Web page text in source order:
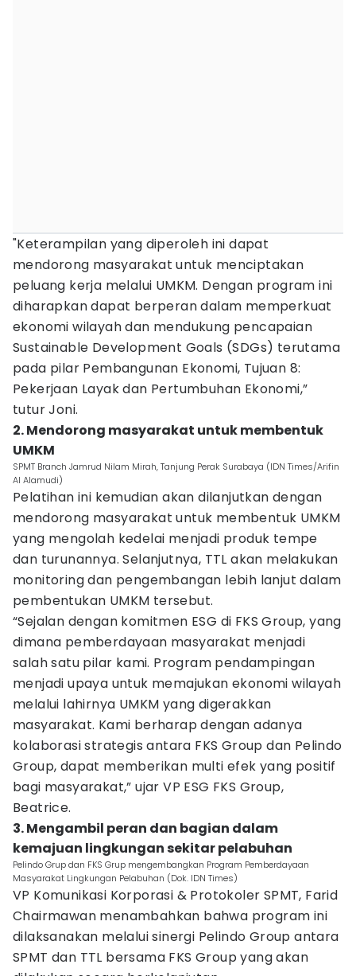
"Keterampilan yang diperoleh ini dapat
mendorong masyarakat untuk menciptakan
peluang kerja melalui UMKM. Dengan program ini
diharapkan dapat berperan dalam memperkuat
ekonomi wilayah dan mendukung pencapaian
Sustainable Development Goals (SDGs) terutama
pada pilar Pembangunan Ekonomi, Tujuan 8:
Pekerjaan Layak dan Pertumbuhan Ekonomi,”
tutur Joni.
2. Mendorong masyarakat untuk membentuk
UMKM
SPMT Branch Jamrud Nilam Mirah, Tanjung Perak Surabaya (IDN Times/Arifin
Al Alamudi)
Pelatihan ini kemudian akan dilanjutkan dengan
mendorong masyarakat untuk membentuk UMKM
yang mengolah kedelai menjadi produk tempe
dan turunannya. Selanjutnya, TTL akan melakukan
monitoring dan pengembangan lebih lanjut dalam
pembentukan UMKM tersebut.
“Sejalan dengan komitmen ESG di FKS Group, yang
dimana pemberdayaan masyarakat menjadi
salah satu pilar kami. Program pendampingan
menjadi upaya untuk memajukan ekonomi wilayah
melalui lahirnya UMKM yang digerakkan
masyarakat. Kami berharap dengan adanya
kolaborasi strategis antara FKS Group dan Pelindo
Group, dapat memberikan multi efek yang positif
bagi masyarakat,” ujar VP ESG FKS Group,
Beatrice.
3. Mengambil peran dan bagian dalam
kemajuan lingkungan sekitar pelabuhan
Pelindo Grup dan FKS Grup mengembangkan Program Pemberdayaan
Masyarakat Lingkungan Pelabuhan (Dok. IDN Times)
VP Komunikasi Korporasi & Protokoler SPMT, Farid
Chairmawan menambahkan bahwa program ini
dilaksanakan melalui sinergi Pelindo Group antara
SPMT dan TTL bersama FKS Group yang akan